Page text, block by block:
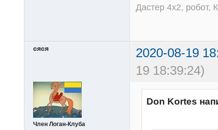
Дастер 4х2, робот,
сяся
2020-08-19
19 18:39:24)
Член Логан-Клуба
Don Kortes